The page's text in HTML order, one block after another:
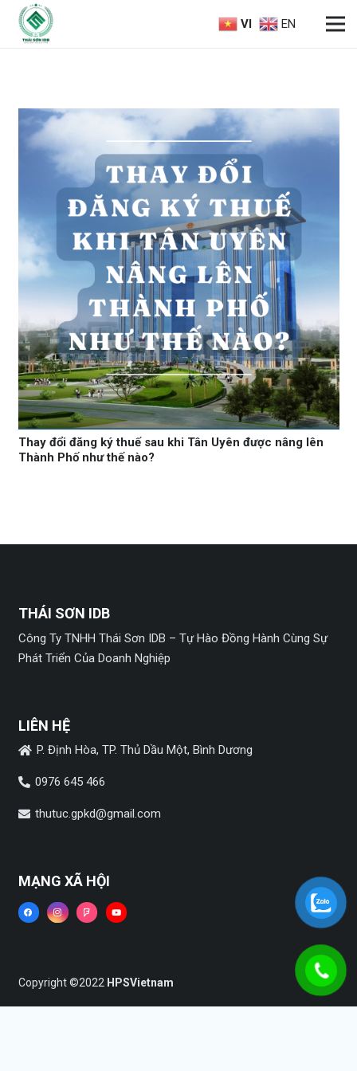
VI EN
Thay đổi đăng ký thuế sau khi Tân Uyên được nâng lên
Thành Phố như thế nào?
THÁI SƠN IDB
Công Ty TNHH Thái Sơn IDB – Tự Hào Đồng Hành Cùng Sự
Phát Triển Của Doanh Nghiệp
LIÊN HỆ
P. Định Hòa, TP. Thủ Dầu Một, Bình Dương
0976 645 466
thutuc.gpkd@gmail.com
MẠNG XÃ HỘI
Copyright ©2022 HPSVietnam